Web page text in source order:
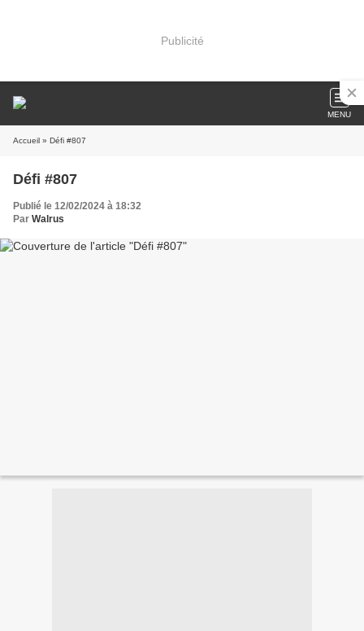
Publicité
MENU
Accueil » Défi #807
Défi #807
Publié le 12/02/2024 à 18:32
Par Walrus